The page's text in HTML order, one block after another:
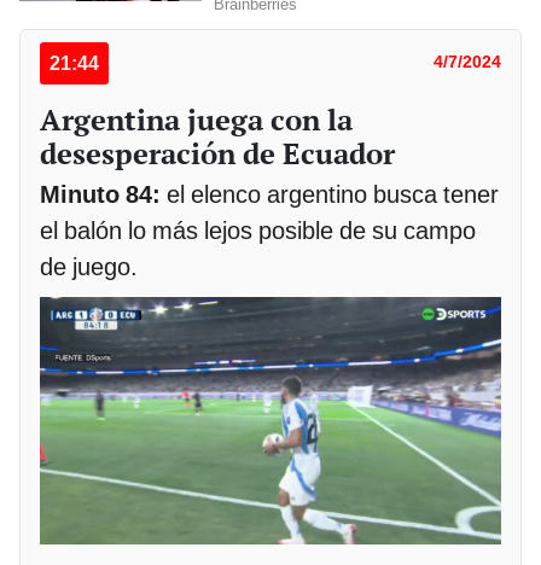
21:44 4/7/2024
Argentina juega con la
desesperación de Ecuador
Minuto 84: el elenco argentino busca tener
el balón lo más lejos posible de su campo
de juego.